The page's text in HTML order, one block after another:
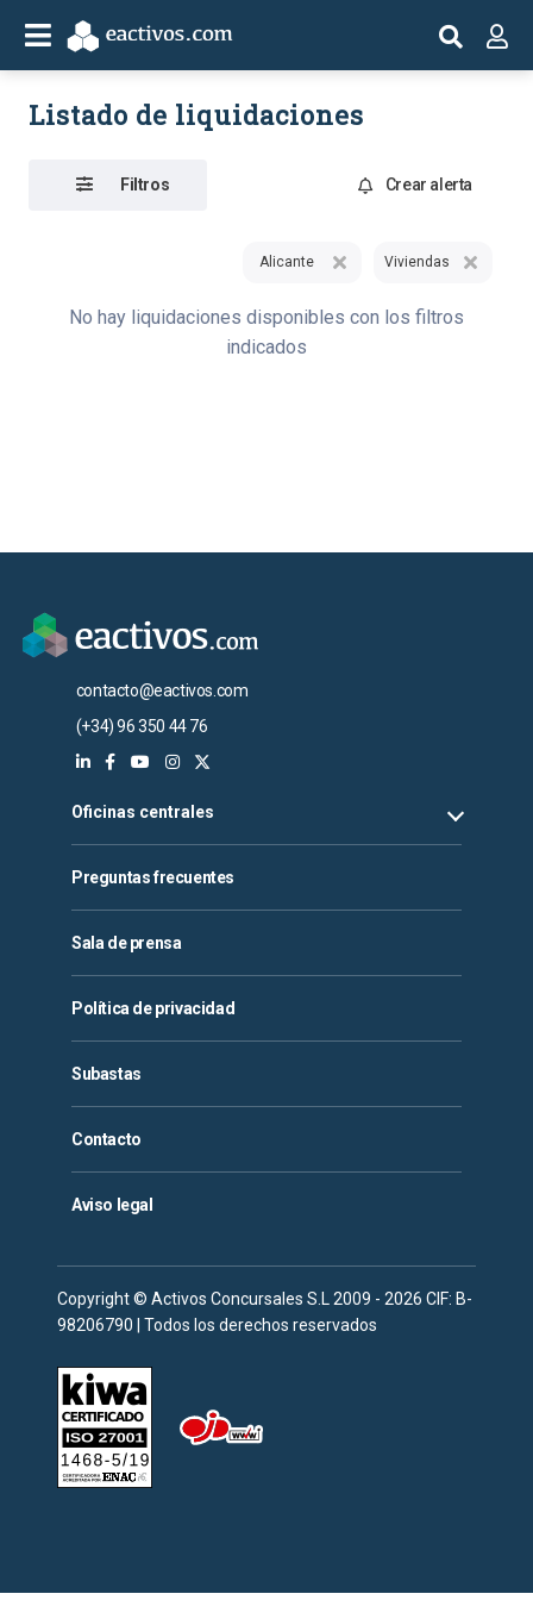
Listado de liquidaciones
Filtros Crear alerta
Alicante Viviendas
No hay liquidaciones disponibles con los filtros
indicados
contacto@eactivos.com
(+34) 96 350 44 76
Oficinas centrales
Preguntas frecuentes
Sala de prensa
Política de privacidad
Subastas
Contacto
Aviso legal
Copyright © Activos Concursales S.L 2009 - 2026 CIF: B-
98206790 | Todos los derechos reservados